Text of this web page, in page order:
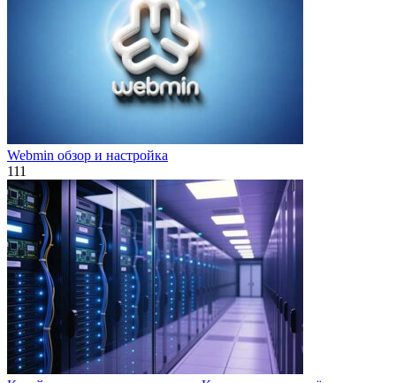
Webmin обзор и настройка
111